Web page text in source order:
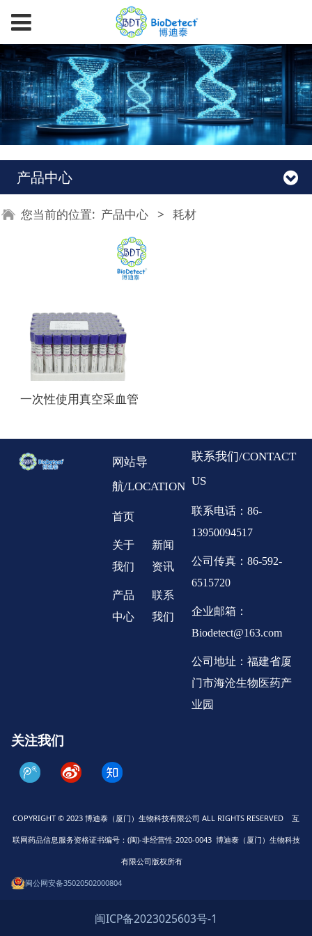
产品中心
您当前的位置: 产品中心 > 耗材
一次性使用真空采血管
网站导
航/LOCATION
首页
关于
我们
产品
中心
新闻
资讯
联系
我们
联系我们/CONTACT
US
联系电话：86-
13950094517
公司传真：86-592-
6515720
企业邮箱：
Biodetect@163.com
公司地址：福建省厦
门市海沧生物医药产
业园
关注我们
COPYRIGHT © 2023 博迪泰（厦门）生物科技有限公司 ALL RIGHTS RESERVED 互
联网药品信息服务资格证书编号：(闽)-非经营性-2020-0043 博迪泰（厦门）生物科技
有限公司版权所有
闽公网安备35020502000804
闽ICP备2023025603号-1